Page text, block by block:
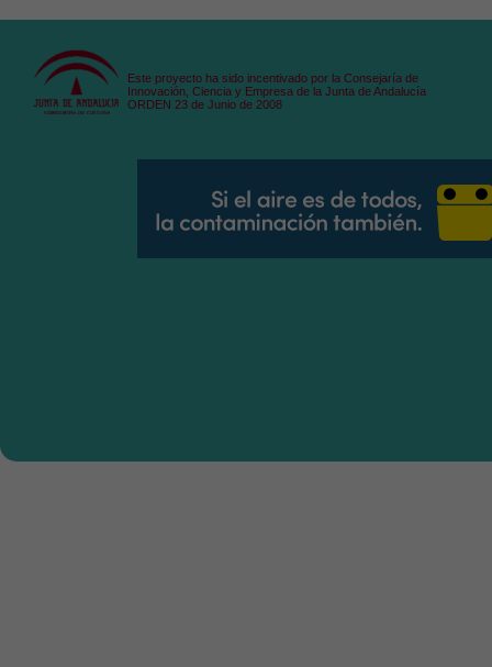
Este proyecto ha sido incentivado por la Consejaría de
Innovación, Ciencia y Empresa de la Junta de Andalucía
ORDEN 23 de Junio de 2008